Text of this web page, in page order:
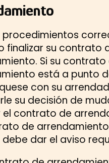
procedimientos
finalizar su contrato
Si su contrato
está a punto
con su
su decisión de
el contrato de
de
dar el aviso